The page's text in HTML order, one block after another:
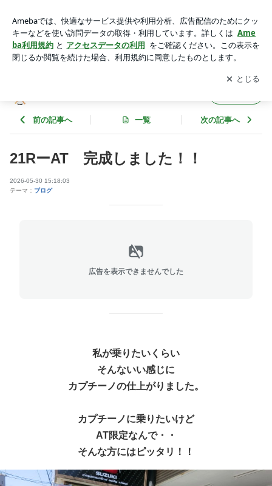
アプリをダウンロードして ブログの更新通知
を受け取りまし
ょう。
開く
前の記事へ 一覧 次の記事へ
21RーAT 完成しました！！
2026-05-30 15:18:03
テーマ： ブログ
広告を表示できませんでした
私が乗りたいくらい
そんないい感じに
カプチーノの仕上がりました。
カプチーノに乗りたいけど
AT限定なんで・・
そんな方にはピッタリ！！